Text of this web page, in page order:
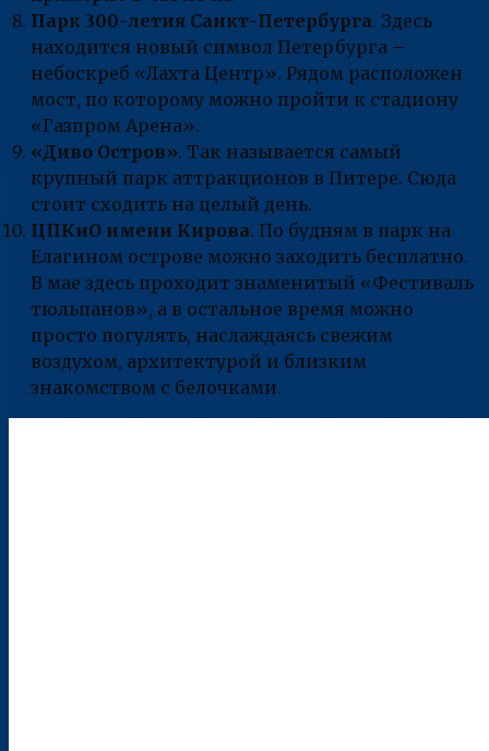
Парк 300-летия Санкт-Петербурга. Здесь
находится новый символ Петербурга –
небоскреб «Лахта Центр». Рядом расположен
мост, по которому можно пройти к стадиону
«Газпром Арена».
«Диво Остров». Так называется самый
крупный парк аттракционов в Питере. Сюда
стоит сходить на целый день.
ЦПКиО имени Кирова. По будням в парк на
Елагином острове можно заходить бесплатно.
В мае здесь проходит знаменитый «Фестиваль
тюльпанов», а в остальное время можно
просто погулять, наслаждаясь свежим
воздухом, архитектурой и близким
знакомством с белочками.